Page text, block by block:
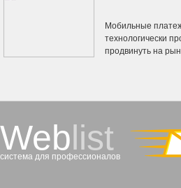
Мобильные
технологически
продвинуть на
Weblist
система для профессионалов